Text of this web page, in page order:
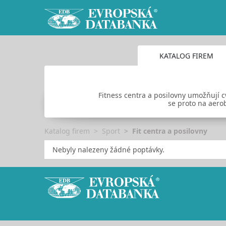
KATALOG FIREM
Fitness centra a posilovny umožňují
se proto na
Katalog firem Sport
Fit centra a posilovny
Nebyly nalezeny žádné poptávky.